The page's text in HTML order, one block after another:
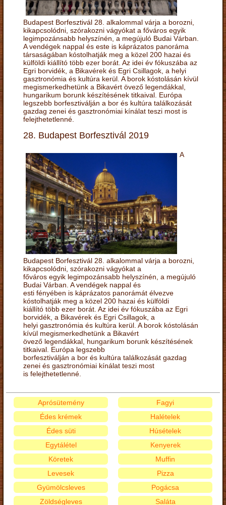
Budapest Borfesztivál 28. alkalommal várja a borozni,
kikapcsolódni, szórakozni vágyókat a főváros egyik
legimpozánsabb helyszínén, a megújuló Budai Várban.
A vendégek nappal és este is káprázatos panoráma
társaságában kóstolhatják meg a közel 200 hazai és
külföldi kiállító több ezer borát. Az idei év fókuszába az
Egri borvidék, a Bikavérek és Egri Csillagok, a helyi
gasztronómia és kultúra kerül. A borok kóstolásán kívül
megismerkedhetünk a Bikavért övező legendákkal,
hungarikum borunk készítésének titkaival. Európa
legszebb borfesztiválján a bor és kultúra találkozását
gazdag zenei és gasztronómiai kínálat teszi most is
felejthetetlenné.
28. Budapest Borfesztivál 2019
A
Budapest Borfesztivál 28. alkalommal várja a borozni,
kikapcsolódni, szórakozni vágyókat a
főváros egyik legimpozánsabb helyszínén, a megújuló
Budai Várban. A vendégek nappal és
esti fényében is káprázatos panorámát élvezve
kóstolhatják meg a közel 200 hazai és külföldi
kiállító több ezer borát. Az idei év fókuszába az Egri
borvidék, a Bikavérek és Egri Csillagok, a
helyi gasztronómia és kultúra kerül. A borok kóstolásán
kívül megismerkedhetünk a Bikavért
övező legendákkal, hungarikum borunk készítésének
titkaival. Európa legszebb
borfesztiválján a bor és kultúra találkozását gazdag
zenei és gasztronómiai kínálat teszi most
is felejthetetlenné.
Aprósütemény
Édes krémek
Édes süti
Egytálétel
Fagyi
Halételek
Húsételek
Kenyerek
Köretek
Levesek
Gyümölcsleves
Zöldségleves
Muffin
Pizza
Pogácsa
Saláta